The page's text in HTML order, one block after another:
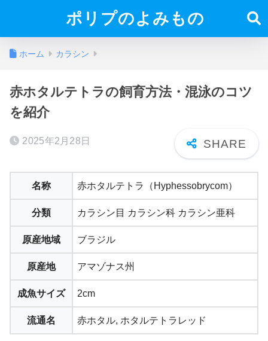
ポリプのよみもの
ホーム カラシン
赤ホタルテトラの飼育方法・混泳のコツ
を紹介
2025年2月28日
名称 赤ホタルテトラ（Hyphessobrycom）
分類 カラシン目 カラシン科 カラシン亜科
原産地域 ブラジル
原産地 アマゾナス州
成魚サイズ 2cm
流通名 赤ホタル, ホタルテトラレッド